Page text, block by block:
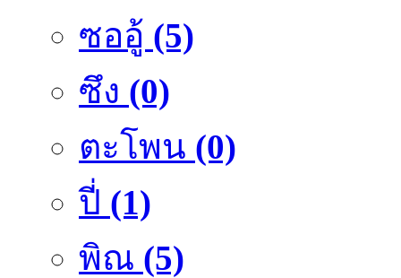
ซออู้ (5)
ซึง (0)
ตะโพน (0)
ปี่ (1)
พิณ (5)